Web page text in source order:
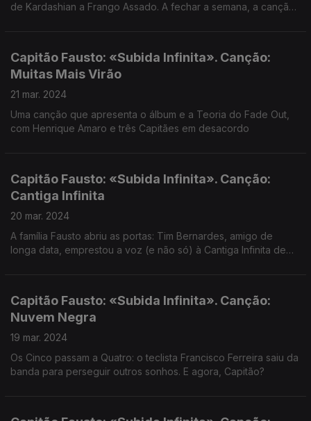
de Kardashian a Frango Assado. A fechar a semana, a canção
Capitão Fausto: «Subida Infinita». Canção:
Muitas Mais Virão
21 mar. 2024
Uma canção que apresenta o álbum e a Teoria do Fade Out,
com Henrique Amaro e três Capitães em desacordo
Capitão Fausto: «Subida Infinita». Canção:
Cantiga Infinita
20 mar. 2024
A família Fausto abriu as portas: Tim Bernardes, amigo de
longa data, emprestou a voz (e não só) à Cantiga Infinita de
Capitão Fausto: «Subida Infinita». Canção:
Nuvem Negra
19 mar. 2024
Os Cinco passam a Quatro: o teclista Francisco Ferreira saiu da
banda para perseguir outros sonhos. E agora, Capitão?